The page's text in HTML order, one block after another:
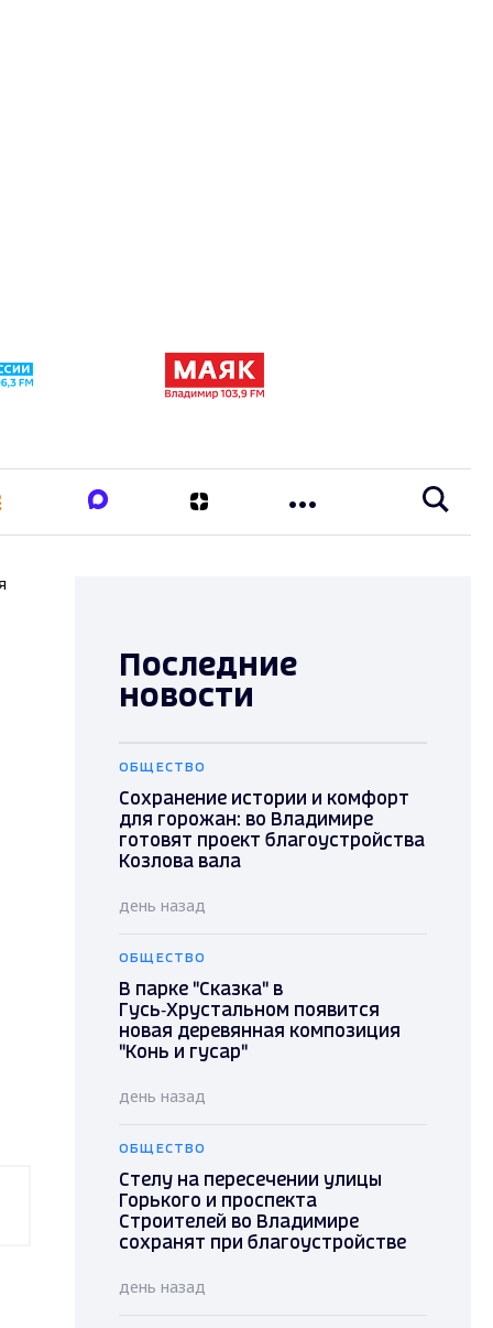
Последние
новости
ОБЩЕСТВО
Сохранение истории и комфорт
для горожан: во Владимире
готовят проект благоустройства
Козлова вала
день назад
ОБЩЕСТВО
В парке "Сказка" в
Гусь‑Хрустальном появится
новая деревянная композиция
"Конь и гусар"
день назад
ОБЩЕСТВО
Стелу на пересечении улицы
Горького и проспекта
Строителей во Владимире
сохранят при благоустройстве
день назад